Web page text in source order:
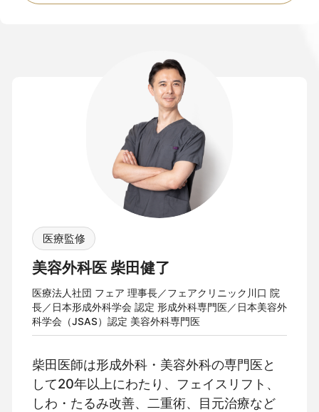
医療監修
美容外科医 柴田健了
医療法人社団 フェア 理事長／フェアクリニック川口 院
長／日本形成外科学会 認定 形成外科専門医／日本美容外
科学会（JSAS）認定 美容外科専門医
柴田医師は形成外科・美容外科の専門医と
して20年以上にわたり、フェイスリフト、
しわ・たるみ改善、二重術、目元治療など